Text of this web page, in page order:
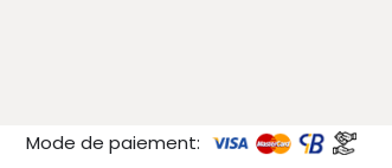
Mode de paiement: